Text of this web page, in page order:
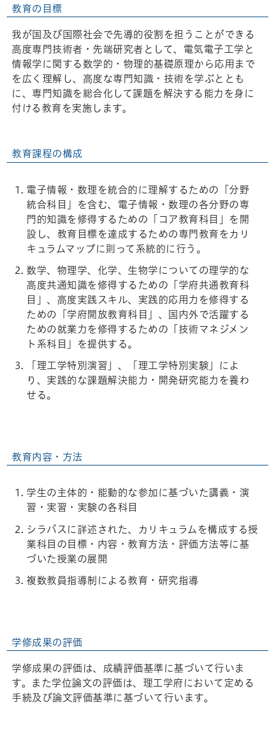
教育の目標
我が国及び国際社会で先導的役割を担うことができる
高度専門技術者・先端研究者として、電気電子工学と
情報学に関する数学的・物理的基礎原理から応用まで
を広く理解し、高度な専門知識・技術を学ぶととも
に、専門知識を総合化して課題を解決する能力を身に
付ける教育を実施します。
教育課程の構成
電子情報・数理を統合的に理解するための「分野
統合科目」を含む、電子情報・数理の各分野の専
門的知識を修得するための「コア教育科目」を開
設し、教育目標を達成するための専門教育をカリ
キュラムマップに則って系統的に行う。
数学、物理学、化学、生物学についての理学的な
高度共通知識を修得するための「学府共通教育科
目」、高度実践スキル、実践的応用力を修得する
ための「学府開放教育科目」、国内外で活躍する
ための就業力を修得するための「技術マネジメン
ト系科目」を提供する。
「理工学特別演習」、「理工学特別実験」によ
り、実践的な課題解決能力・開発研究能力を養わ
せる。
教育内容・方法
学生の主体的・能動的な参加に基づいた講義・演
習・実習・実験の各科目
シラバスに詳述された、カリキュラムを構成する授
業科目の目標・内容・教育方法・評価方法等に基
づいた授業の展開
複数教員指導制による教育・研究指導
学修成果の評価
学修成果の評価は、成績評価基準に基づいて行いま
す。また学位論文の評価は、理工学府において定める
手続及び論文評価基準に基づいて行います。